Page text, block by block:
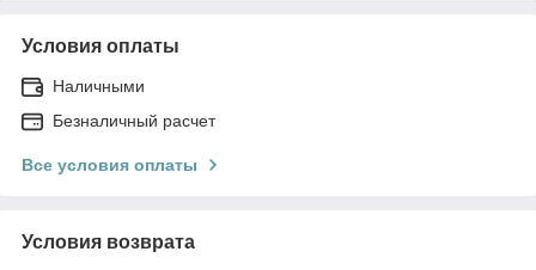
Условия оплаты
Наличными
Безналичный расчет
Все условия оплаты
Условия возврата